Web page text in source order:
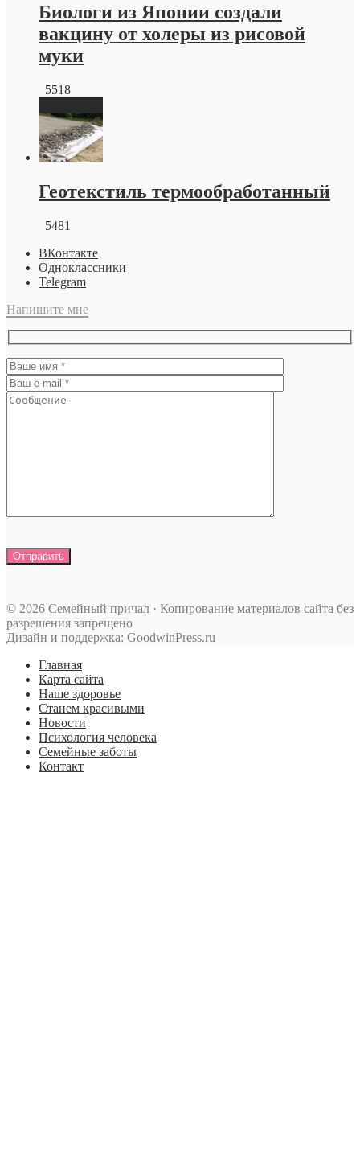
Биологи из Японии создали
вакцину от холеры из рисовой
муки
5518
Геотекстиль термообработанный
5481
ВКонтакте
Одноклассники
Telegram
Напишите мне
© 2026 Семейный причал · Копирование материалов сайта без
разрешения запрещено
Дизайн и поддержка: GoodwinPress.ru
Главная
Карта сайта
Наше здоровье
Станем красивыми
Новости
Психология человека
Семейные заботы
Контакт